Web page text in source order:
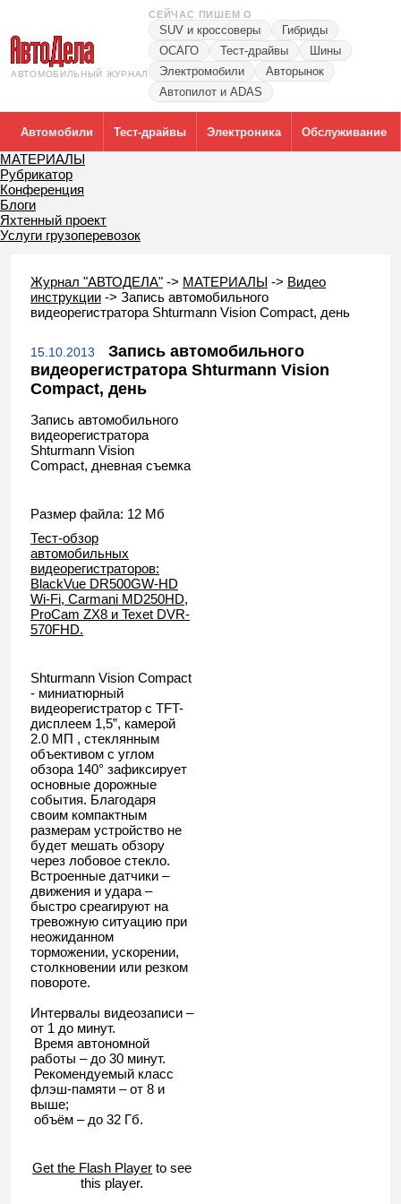
АВТОМОБИЛЬНЫЙ ЖУРНАЛ
СЕЙЧАС ПИШЕМ О
SUV и кроссоверы
Гибриды
ОСАГО
Тест-драйвы
Шины
Электромобили
Авторынок
Автопилот и ADAS
Автомобили Тест-драйвы Электроника Обслуживание
МАТЕРИАЛЫ
Рубрикатор
Конференция
Блоги
Яхтенный проект
Услуги грузоперевозок
Журнал "АВТОДЕЛА" -> МАТЕРИАЛЫ -> Видео
инструкции -> Запись автомобильного
видеорегистратора Shturmann Vision Compact, день
15.10.2013
Запись автомобильного
видеорегистратора Shturmann Vision
Compact, день
Запись автомобильного
видеорегистратора
Shturmann Vision
Compact, дневная съемка
Размер файла: 12 Мб
Тест-обзор
автомобильных
видеорегистраторов:
BlackVue DR500GW-HD
Wi-Fi, Carmani MD250HD,
ProCam ZX8 и Texet DVR-
570FHD.
Shturmann Vision Compact
- миниатюрный
видеорегистратор с TFT-
дисплеем 1,5”, камерой
2.0 МП , стеклянным
объективом с углом
обзора 140° зафиксирует
основные дорожные
события. Благодаря
своим компактным
размерам устройство не
будет мешать обзору
через лобовое стекло.
Встроенные датчики –
движения и удара –
быстро среагируют на
тревожную ситуацию при
неожиданном
торможении, ускорении,
столкновении или резком
повороте.
Интервалы видеозаписи –
от 1 до минут.
Время автономной
работы – до 30 минут.
Рекомендуемый класс
флэш-памяти – от 8 и
выше;
объём – до 32 Гб.
Get the Flash Player to see
this player.